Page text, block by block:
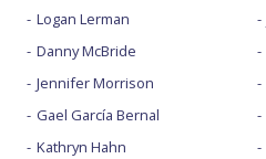
Logan Lerman
Danny McBride
Jennifer Morrison
Gael García Bernal
Kathryn Hahn